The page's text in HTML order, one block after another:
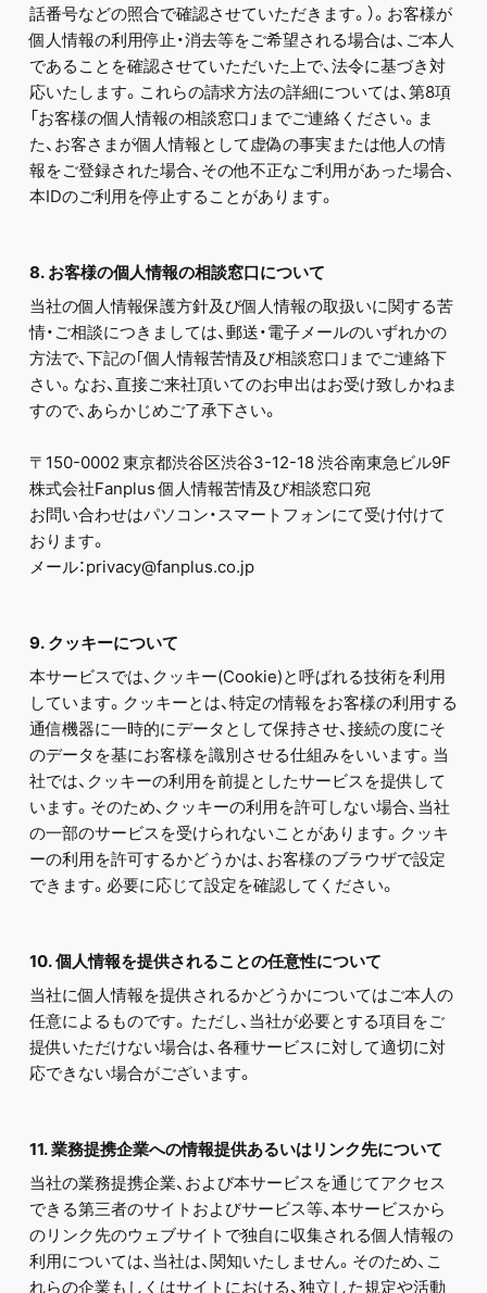
話番号などの照合で確認させていただきます。）。お客様が
個人情報の利用停止・消去等をご希望される場合は、ご本人
であることを確認させていただいた上で、法令に基づき対
応いたします。これらの請求方法の詳細については、第8項
「お客様の個人情報の相談窓口」までご連絡ください。ま
た、お客さまが個人情報として虚偽の事実または他人の情
報をご登録された場合、その他不正なご利用があった場合、
本IDのご利用を停止することがあります。
8. お客様の個人情報の相談窓口について
当社の個人情報保護方針及び個人情報の取扱いに関する苦
情・ご相談につきましては、郵送・電子メールのいずれかの
方法で、下記の｢個人情報苦情及び相談窓口｣までご連絡下
さい。なお、直接ご来社頂いてのお申出はお受け致しかねま
すので、あらかじめご了承下さい。
〒150-0002 東京都渋谷区渋谷3-12-18 渋谷南東急ビル9F
株式会社Fanplus 個人情報苦情及び相談窓口宛
お問い合わせはパソコン・スマートフォンにて受け付けて
おります。
メール：privacy@fanplus.co.jp
9. クッキーについて
本サービスでは、クッキー(Cookie)と呼ばれる技術を利用
しています。クッキーとは、特定の情報をお客様の利用する
通信機器に一時的にデータとして保持させ、接続の度にそ
のデータを基にお客様を識別させる仕組みをいいます。当
社では、クッキーの利用を前提としたサービスを提供して
います。そのため、クッキーの利用を許可しない場合、当社
の一部のサービスを受けられないことがあります。クッキ
ーの利用を許可するかどうかは、お客様のブラウザで設定
できます。必要に応じて設定を確認してください。
10. 個人情報を提供されることの任意性について
当社に個人情報を提供されるかどうかについてはご本人の
任意によるものです。 ただし、当社が必要とする項目をご
提供いただけない場合は、各種サービスに対して適切に対
応できない場合がございます。
11. 業務提携企業への情報提供あるいはリンク先について
当社の業務提携企業、および本サービスを通じてアクセス
できる第三者のサイトおよびサービス等、本サービスから
のリンク先のウェブサイトで独自に収集される個人情報の
利用については、当社は、関知いたしません。そのため、こ
れらの企業もしくはサイトにおける、独立した規定や活動